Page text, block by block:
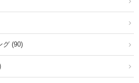
グ (90)